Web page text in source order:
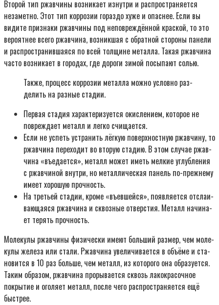
Вто­рой тип ржав­чи­ны воз­ни­ка­ет изнут­ри и рас­про­стра­ня­ет­ся
неза­мет­но. Этот тип кор­ро­зии гораз­до хуже и опас­нее. Если вы
види­те при­зна­ки ржав­чи­ны под непо­вре­ждён­ной крас­кой, то это
веро­ят­нее все­го ржав­чи­на, воз­ник­шая с обрат­ной сто­ро­ны пане­ли
и рас­про­стра­нив­ша­я­ся по всей тол­щине метал­ла. Такая ржав­чи­на
часто воз­ни­ка­ет в горо­дах, где доро­ги зимой посы­па­ют солью.
Так­же, про­цесс кор­ро­зии метал­ла мож­но услов­но раз­
де­лить на раз­ные ста­дии.
Пер­вая ста­дия харак­те­ри­зу­ет­ся окис­ле­ни­ем, кото­рое не
повре­жда­ет металл и лег­ко счи­ща­ет­ся.
Если не успеть устра­нить лёг­кую поверх­ност­ную ржав­чи­ну, то
ржав­чи­на пере­хо­дит во вто­рую ста­дию. В этом слу­чае ржав­
чи­на «въеда­ет­ся», металл может иметь мел­кие углуб­ле­ния
с ржав­чи­ной внут­ри, но метал­ли­че­ская панель по-преж­не­му
име­ет хоро­шую проч­ность.
На тре­тьей ста­дии, кро­ме «въев­шей­ся», появ­ля­ет­ся отсла­и­
ва­ю­ща­я­ся ржав­чи­на и сквоз­ные отвер­стия. Металл начи­на­
ет терять проч­ность.
Моле­ку­лы ржав­чи­ны физи­че­ски име­ют боль­ший раз­мер, чем моле­
ку­лы желе­за или ста­ли. Ржав­чи­на уве­ли­чи­ва­ет­ся в объ­ё­ме и ста­
но­вит­ся в 10 раз боль­ше, чем металл, из кото­ро­го она обра­зу­ет­ся.
Таким обра­зом, ржав­чи­на про­ры­ва­ет­ся сквозь лако­кра­соч­ное
покры­тие и ого­ля­ет металл, после чего рас­про­стра­ня­ет­ся ещё
быст­рее.